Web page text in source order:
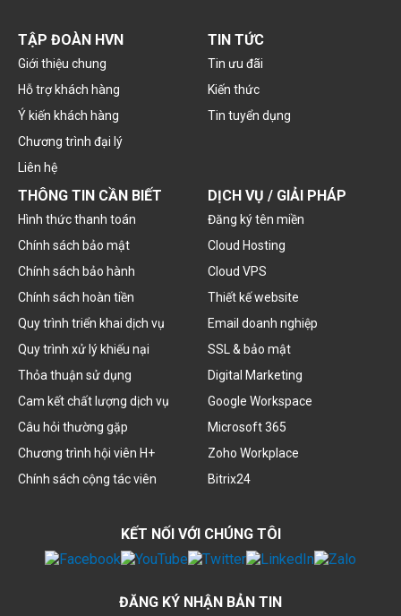
TẬP ĐOÀN HVN
Giới thiệu chung
Hỗ trợ khách hàng
Ý kiến khách hàng
Chương trình đại lý
Liên hệ
TIN TỨC
Tin ưu đãi
Kiến thức
Tin tuyển dụng
THÔNG TIN CẦN BIẾT
Hình thức thanh toán
Chính sách bảo mật
Chính sách bảo hành
Chính sách hoàn tiền
Quy trình triển khai dịch vụ
Quy trình xử lý khiếu nại
Thỏa thuận sử dụng
Cam kết chất lượng dịch vụ
Câu hỏi thường gặp
Chương trình hội viên H+
Chính sách cộng tác viên
DỊCH VỤ / GIẢI PHÁP
Đăng ký tên miền
Cloud Hosting
Cloud VPS
Thiết kế website
Email doanh nghiệp
SSL & bảo mật
Digital Marketing
Google Workspace
Microsoft 365
Zoho Workplace
Bitrix24
KẾT NỐI VỚI CHÚNG TÔI
ĐĂNG KÝ NHẬN BẢN TIN